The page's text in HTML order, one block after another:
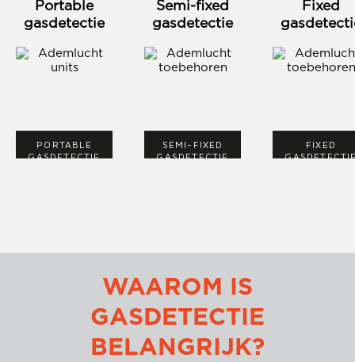
Portable
gasdetectie
PORTABLE
GASDETECTIE
Semi-fixed
gasdetectie
SEMI-FIXED
GASDETECTIE
Fixed
FIXED
WAAROM IS
GASDETECTIE
BELANGRIJK?